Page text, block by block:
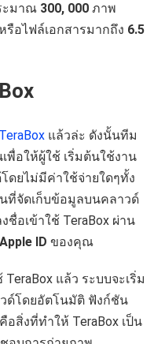
ะมาณ 300, 000 ภาพ
รือไฟล์เอกสารมากถึง 6.5
TeraBox แล้วล่ะ ดังนั้นทีม
อให้ผู้ใช้ เริ่มต้นใช้งาน
โดยไม่มีค่าใช้จ่ายใดๆทั้ง
ที่จัดเก็บข้อมูลบนคลาวด์
ชื่อเข้าใช้ TeraBox ผ่าน
Apple ID ของคุณ
แล้ว ระบบจะเริ่ม
ด์โดยอัตโนมัติ ฟังก์ชัน
สิ่งที่ทำให้ TeraBox เป็น